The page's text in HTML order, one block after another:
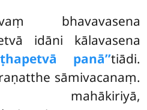
bhavavasena
idāni kālavasena
panā’’tiādi.
sāmivacanaṃ.